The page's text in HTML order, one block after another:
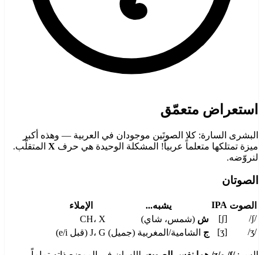
استعراض متعمّق
البشرى السارة: كلا الصوتَين موجودان في العربية — وهذه أكبر
ميزة تمتلكها متعلماً عربياً! المشكلة الوحيدة هي حرف X المتقلّب.
لنروّضه.
الصوتان
الصوت IPA يشبه...
الإملاء
/ʃ/
[ʃ] ش (شمس، شاي)
CH، X
/ʒ/
[ʒ] ج الشامية/المغربية (جميل) J، G (قبل e/i)